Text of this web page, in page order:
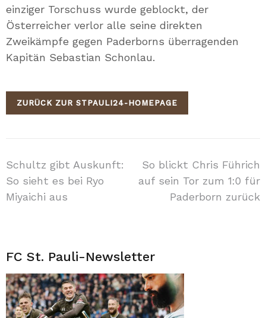
einziger Torschuss wurde geblockt, der
Österreicher verlor alle seine direkten
Zweikämpfe gegen Paderborns überragenden
Kapitän Sebastian Schonlau.
ZURÜCK ZUR STPAULI24-HOMEPAGE
Beitragsnavigation
Schultz gibt Auskunft:
So sieht es bei Ryo
Miyaichi aus
So blickt Chris Führich
auf sein Tor zum 1:0 für
Paderborn zurück
FC St. Pauli-Newsletter